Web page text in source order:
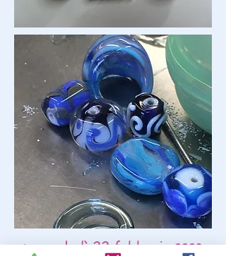
mercoledì 22 febbraio2023